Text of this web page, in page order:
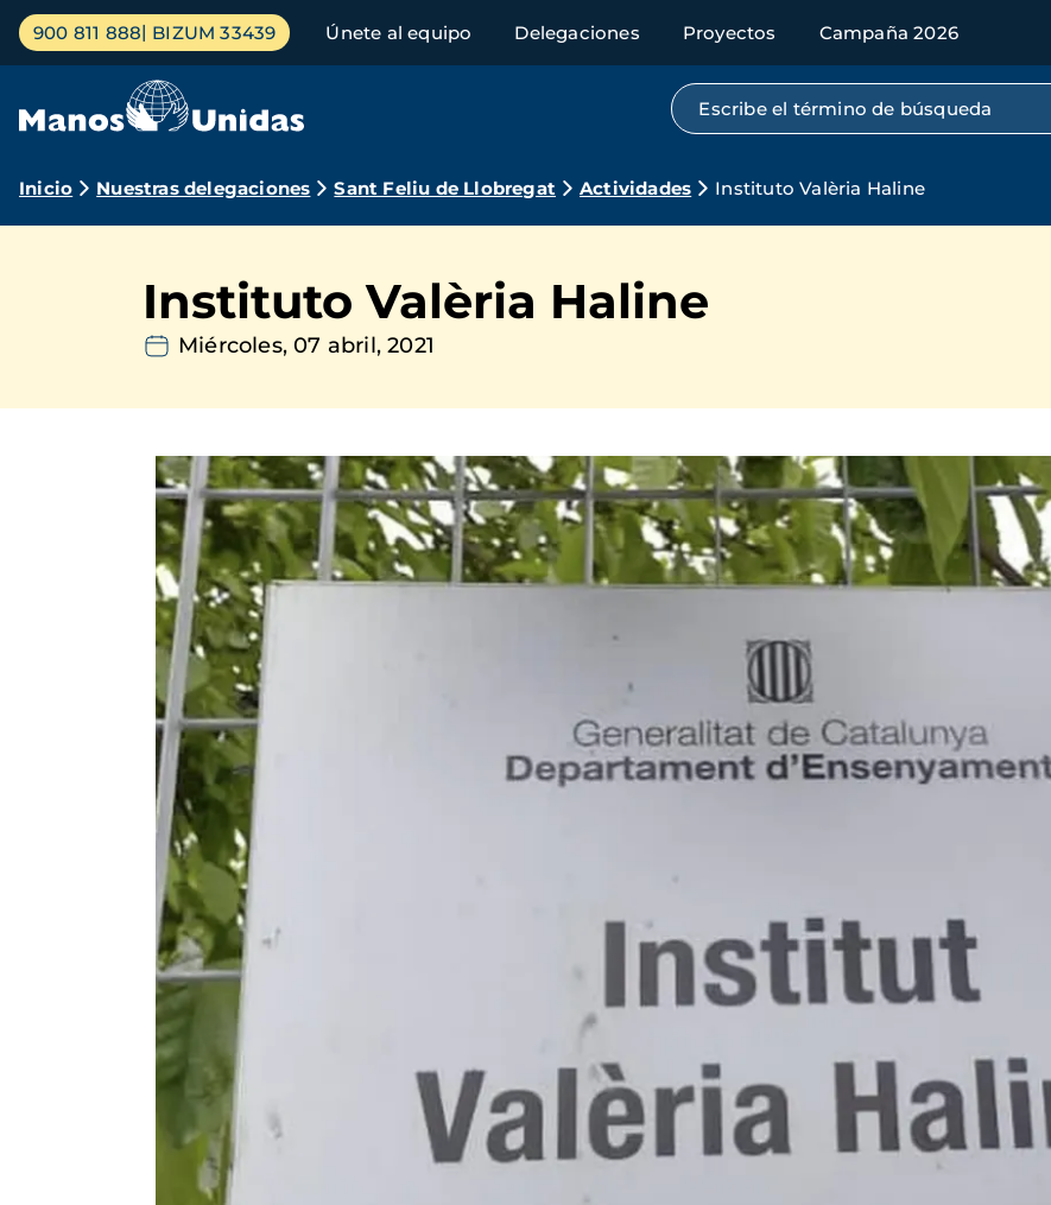
Pasar
contenido
Menú
principal
900 811 888 BIZUM 33439 Únete al equipo Delegaciones Proyectos Campaña 2026
Búsqueda por texto completo
Ruta
navegación
Inicio Nuestras delegaciones Sant Feliu de Llobregat Actividades Instituto Valèria Haline
Instituto Valèria Haline
Miércoles, 07 abril, 2021